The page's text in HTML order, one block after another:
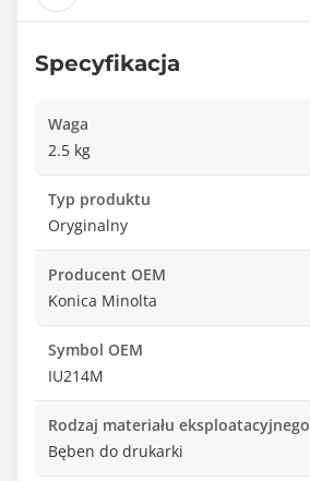
Specyfikacja
Waga
2.5 kg
Typ produktu
Oryginalny
Producent OEM
Konica Minolta
Symbol OEM
IU214M
Rodzaj materiału eksploatacyjnego
Bęben do drukarki